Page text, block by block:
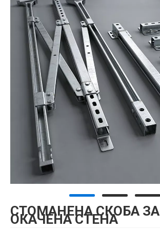
СТОМАНЕНА СКОБА ЗА
ОКАЧЕНА СТЕНА